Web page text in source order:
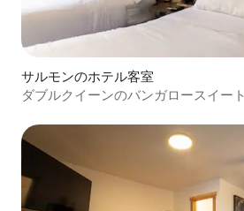
サルモンのホテル客室
ダブルクイーンのバンガロースイート